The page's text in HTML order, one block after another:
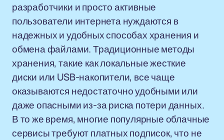
разработчики и просто активные
пользователи интернета нуждаются в
надежных и удобных способах хранения и
обмена файлами. Традиционные методы
хранения, такие как локальные жесткие
диски или USB-накопители, все чаще
оказываются недостаточно удобными или
даже опасными из-за риска потери данных.
В то же время, многие популярные облачные
сервисы требуют платных подписок, что не